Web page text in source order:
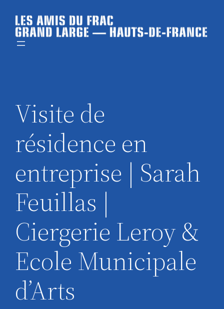
contenu
Visite de
résidence en
entreprise | Sarah
Feuillas |
Ciergerie Leroy &
Ecole Municipale
d’Arts